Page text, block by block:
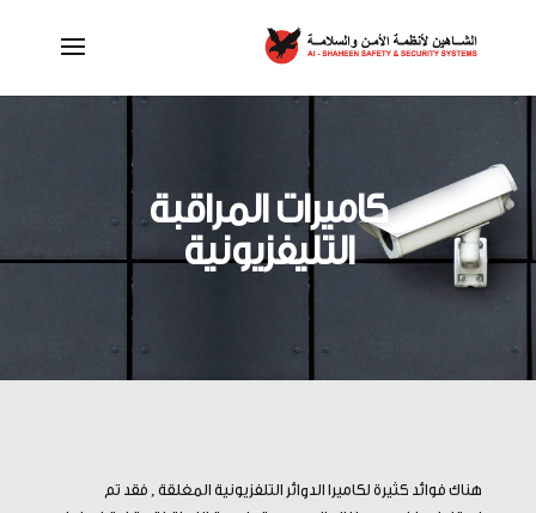
كاميرات المراقبة
التليفزيونية
هناك فوائد كثيرة لكاميرا الدوائر التلفزيونية المغلقة , فقد تم